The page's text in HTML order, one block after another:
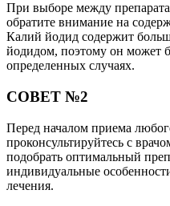
При выборе между
обратите внимание на
Калий йодид содержит
йодидом, поэтому он может
определенных случаях.
СОВЕТ №2
Перед началом приема
проконсультируйтесь с
подобрать оптимальный
индивидуальные
лечения.